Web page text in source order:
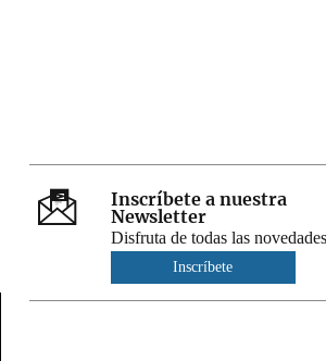
Inscríbete a nuestra
Newsletter
Disfruta de todas las novedades
Inscríbete